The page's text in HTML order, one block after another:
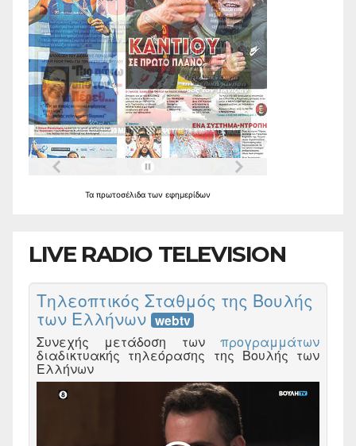
Τα πρωτοσέλιδα των εφημερίδων
LIVE RADIO TELEVISION